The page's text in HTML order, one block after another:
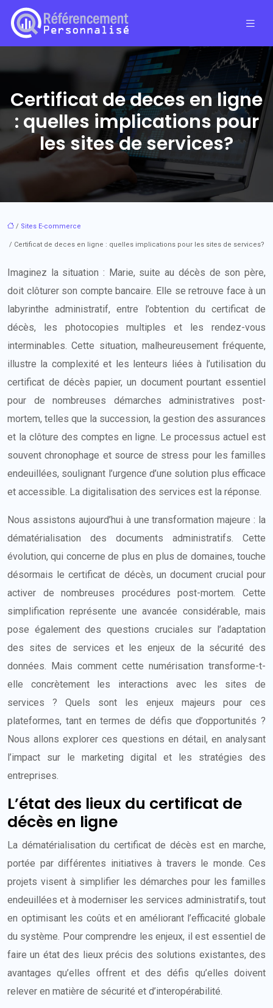
Certificat de deces en ligne
: quelles implications pour
les sites de services?
/ Sites E-commerce
/ Certificat de deces en ligne : quelles implications pour les sites de services?
Imaginez la situation : Marie, suite au décès de son père,
doit clôturer son compte bancaire. Elle se retrouve face à un
labyrinthe administratif, entre l’obtention du certificat de
décès, les photocopies multiples et les rendez-vous
interminables. Cette situation, malheureusement fréquente,
illustre la complexité et les lenteurs liées à l’utilisation du
certificat de décès papier, un document pourtant essentiel
pour de nombreuses démarches administratives post-
mortem, telles que la succession, la gestion des assurances
et la clôture des comptes en ligne. Le processus actuel est
souvent chronophage et source de stress pour les familles
endeuillées, soulignant l’urgence d’une solution plus efficace
et accessible. La digitalisation des services est la réponse.
Nous assistons aujourd’hui à une transformation majeure : la
dématérialisation des documents administratifs. Cette
évolution, qui concerne de plus en plus de domaines, touche
désormais le certificat de décès, un document crucial pour
activer de nombreuses procédures post-mortem. Cette
simplification représente une avancée considérable, mais
pose également des questions cruciales sur l’adaptation
des sites de services et les enjeux de la sécurité des
données. Mais comment cette numérisation transforme-t-
elle concrètement les interactions avec les sites de
services ? Quels sont les enjeux majeurs pour ces
plateformes, tant en termes de défis que d’opportunités ?
Nous allons explorer ces questions en détail, en analysant
l’impact sur le marketing digital et les stratégies des
entreprises.
L’état des lieux du certificat de
décès en ligne
La dématérialisation du certificat de décès est en marche,
portée par différentes initiatives à travers le monde. Ces
projets visent à simplifier les démarches pour les familles
endeuillées et à moderniser les services administratifs, tout
en optimisant les coûts et en améliorant l’efficacité globale
du système. Pour comprendre les enjeux, il est essentiel de
faire un état des lieux précis des solutions existantes, des
avantages qu’elles offrent et des défis qu’elles doivent
relever en matière de sécurité et d’interopérabilité.